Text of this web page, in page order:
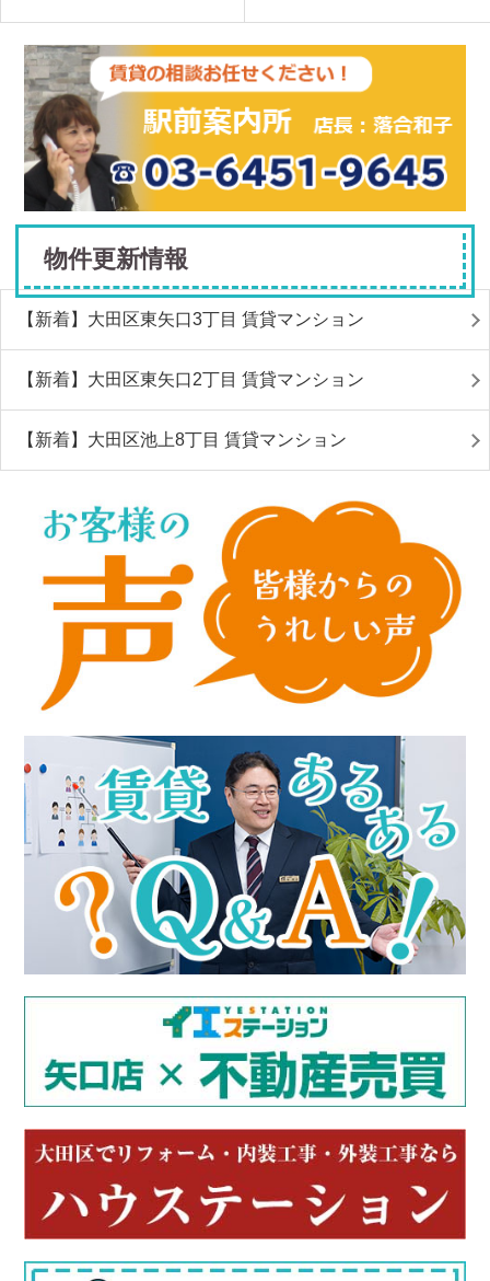
物件更新情報
【新着】大田区東矢口3丁目 賃貸マンション
【新着】大田区東矢口2丁目 賃貸マンション
【新着】大田区池上8丁目 賃貸マンション